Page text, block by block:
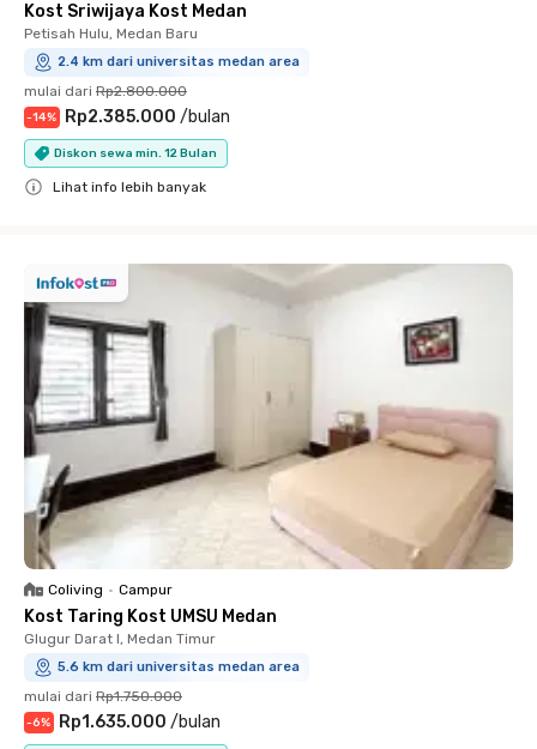
Kost Sriwijaya Kost Medan
Petisah Hulu, Medan Baru
2.4 km dari universitas medan area
mulai dari Rp2.800.000
-14% Rp2.385.000 /bulan
Diskon sewa min. 12 Bulan
Lihat info lebih banyak
Coliving • Campur
Kost Taring Kost UMSU Medan
Glugur Darat I, Medan Timur
5.6 km dari universitas medan area
mulai dari Rp1.750.000
-6% Rp1.635.000 /bulan